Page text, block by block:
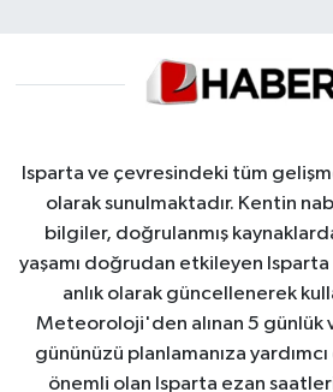
Isparta ve çevresindeki tüm
olarak sunulmaktadır. Kentin
bilgiler, doğrulanmış
yaşamı doğrudan etkileyen
anlık olarak güncellenerek
Meteoroloji'den alınan 5 günlük
gününüzü planlamanıza
önemli olan Isparta ezan